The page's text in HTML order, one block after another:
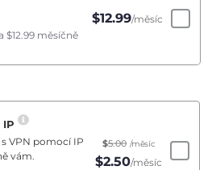
$12.99/měsíc
$12.99 měsíčně
VPN pomocí IP
vám.
$5.00 /měsíc
$2.50/měsíc